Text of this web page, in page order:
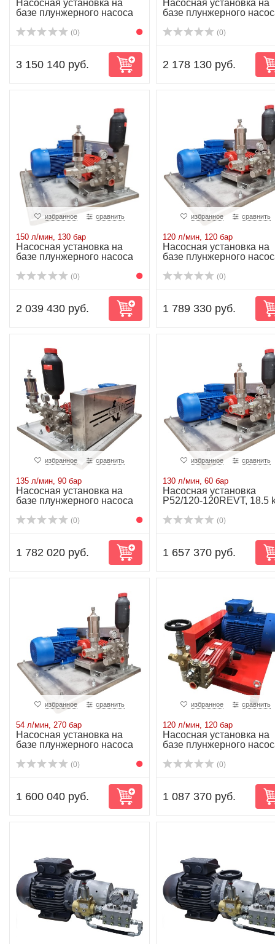
Насосная установка на
базе плунжерного насоса
(0)
3 150 140 руб.
Насосная установка на
базе плунжерного
(0)
2 178 130 руб.
избранное сравнить
150 л/мин, 130 бар
Насосная установка на
базе плунжерного насоса
(0)
2 039 430 руб.
избранное сравнить
120 л/мин, 120 бар
Насосная установка на
базе плунжерного
(0)
1 789 330 руб.
избранное сравнить
135 л/мин, 90 бар
Насосная установка на
базе плунжерного насоса
(0)
1 782 020 руб.
избранное сравнить
130 л/мин, 60 бар
Насосная установка
P52/120-120REVT, 18.5
(0)
1 657 370 руб.
избранное сравнить
54 л/мин, 270 бар
Насосная установка на
базе плунжерного насоса
(0)
1 600 040 руб.
избранное сравнить
120 л/мин, 120 бар
Насосная установка на
базе плунжерного
(0)
1 087 370 руб.